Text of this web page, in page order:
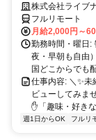
～OK♪
株式会社ライブ
フルリモート
月給2,000円～
勤務時間・曜日:
夜・早朝も自由
国どこからでも
仕事内容: ＼✨
ビューしてみま
✋「趣味・好き
週1日からOK フルリ